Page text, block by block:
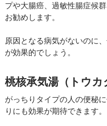
プや大腸癌、過敏性腸症候
お勧めします。
原因となる病気がないのに
が効果的でしょう。
桃核承気湯（トウカ
がっちりタイプの人の便秘
りにも効果が期待できます。